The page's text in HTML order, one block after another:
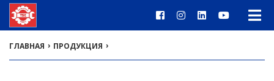
ГЛАВНАЯ › ПРОДУКЦИЯ ›